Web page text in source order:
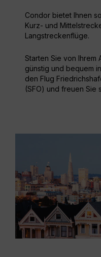
Condor bietet Ihnen
Kurz- und
Langstreckenflüge.
Starten Sie von Ihrem
günstig und bequem
den Flug
(SFO) und freuen Sie